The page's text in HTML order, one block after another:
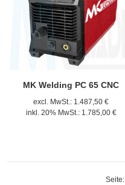
MK Welding PC 65 CNC
excl. MwSt.: 1.487,50 €
inkl. 20% MwSt.: 1.785,00 €
Seite: